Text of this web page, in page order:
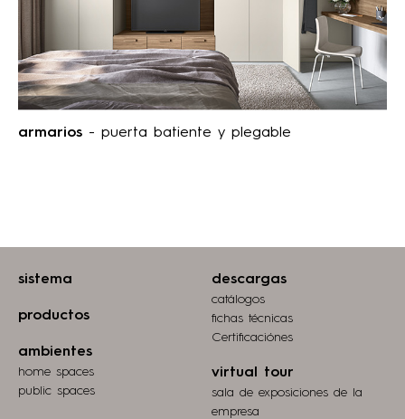
armarios - puerta batiente y plegable
sistema
productos
ambientes
home spaces
public spaces
descargas
catálogos
fichas técnicas
Certificaciónes
virtual tour
sala de exposiciones de la
empresa